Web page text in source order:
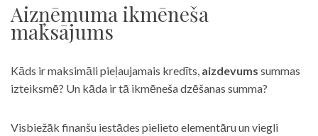
Aizņēmuma ikmēneša
maksājums
Kāds ir maksimāli pieļaujamais kredīts, aizdevums summas
izteiksmē? Un kāda ir tā ikmēneša dzēšanas summa?
Visbiežāk finanšu iestādes pielieto elementāru un viegli